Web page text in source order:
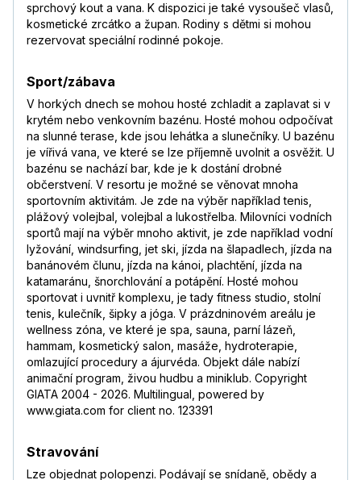
sprchový kout a vana. K dispozici je také vysoušeč vlasů,
kosmetické zrcátko a župan. Rodiny s dětmi si mohou
rezervovat speciální rodinné pokoje.
Sport/zábava
V horkých dnech se mohou hosté zchladit a zaplavat si v
krytém nebo venkovním bazénu. Hosté mohou odpočívat
na slunné terase, kde jsou lehátka a slunečníky. U bazénu
je vířivá vana, ve které se lze příjemně uvolnit a osvěžit. U
bazénu se nachází bar, kde je k dostání drobné
občerstvení. V resortu je možné se věnovat mnoha
sportovním aktivitám. Je zde na výběr například tenis,
plážový volejbal, volejbal a lukostřelba. Milovníci vodních
sportů mají na výběr mnoho aktivit, je zde například vodní
lyžování, windsurfing, jet ski, jízda na šlapadlech, jízda na
banánovém člunu, jízda na kánoi, plachtění, jízda na
katamaránu, šnorchlování a potápění. Hosté mohou
sportovat i uvnitř komplexu, je tady fitness studio, stolní
tenis, kulečník, šipky a jóga. V prázdninovém areálu je
wellness zóna, ve které je spa, sauna, parní lázeň,
hammam, kosmetický salon, masáže, hydroterapie,
omlazující procedury a ájurvéda. Objekt dále nabízí
animační program, živou hudbu a miniklub. Copyright
GIATA 2004 - 2026. Multilingual, powered by
www.giata.com for client no. 123391
Stravování
Lze objednat polopenzi. Podávají se snídaně, obědy a